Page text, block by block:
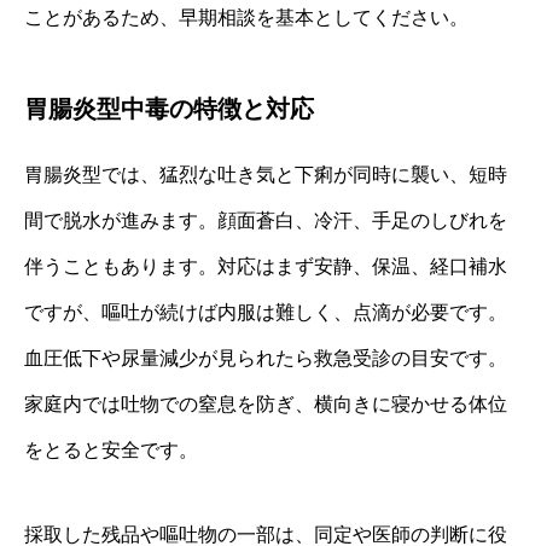
ことがあるため、早期相談を基本としてください。
胃腸炎型中毒の特徴と対応
胃腸炎型では、猛烈な吐き気と下痢が同時に襲い、短時
間で脱水が進みます。顔面蒼白、冷汗、手足のしびれを
伴うこともあります。対応はまず安静、保温、経口補水
ですが、嘔吐が続けば内服は難しく、点滴が必要です。
血圧低下や尿量減少が見られたら救急受診の目安です。
家庭内では吐物での窒息を防ぎ、横向きに寝かせる体位
をとると安全です。
採取した残品や嘔吐物の一部は、同定や医師の判断に役